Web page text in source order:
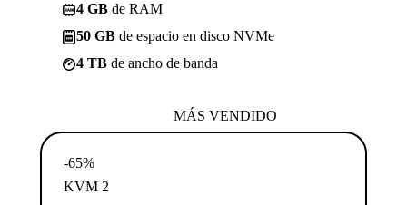
4 GB de RAM
50 GB de espacio en disco NVMe
4 TB de ancho de banda
MÁS VENDIDO
-65%
KVM 2